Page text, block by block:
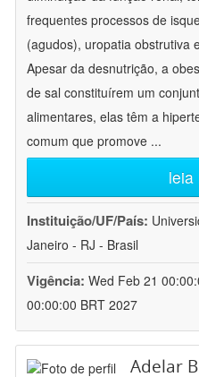
frequentes processos de
(agudos), uropatia obstrutiva
Apesar da desnutrição, a
de sal constituírem um
alimentares, elas têm a
comum que promove ...
leia
Instituição/UF/País:
Janeiro - RJ - Brasil
Vigência: Wed Feb 21
00:00:00 BRT 2027
Adelar